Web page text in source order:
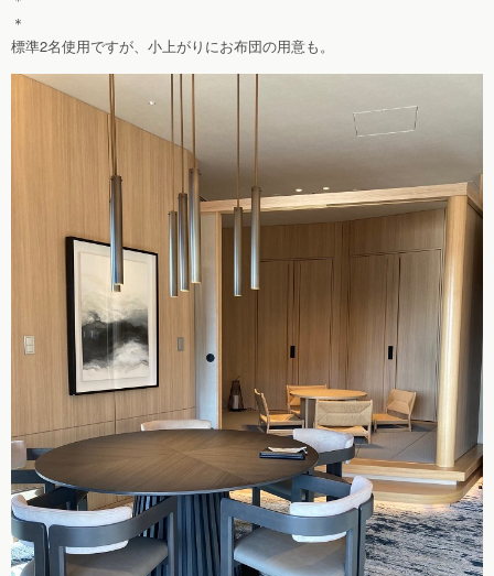
＊
標準2名使用ですが、小上がりにお布団の用意も。